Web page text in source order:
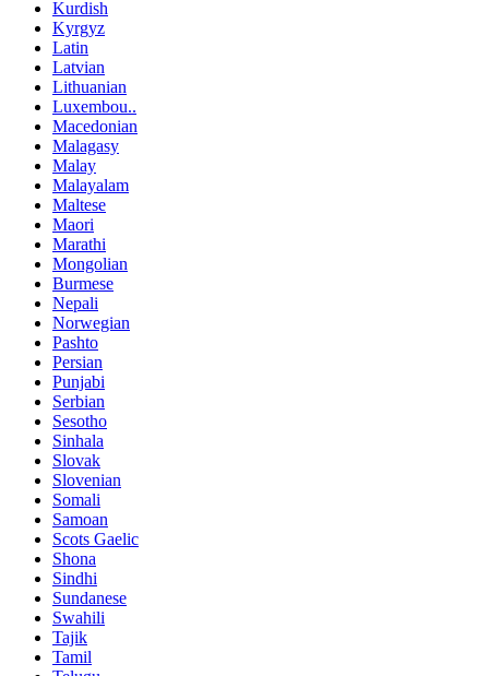
Kurdish
Kyrgyz
Latin
Latvian
Lithuanian
Luxembou..
Macedonian
Malagasy
Malay
Malayalam
Maltese
Maori
Marathi
Mongolian
Burmese
Nepali
Norwegian
Pashto
Persian
Punjabi
Serbian
Sesotho
Sinhala
Slovak
Slovenian
Somali
Samoan
Scots Gaelic
Shona
Sindhi
Sundanese
Swahili
Tajik
Tamil